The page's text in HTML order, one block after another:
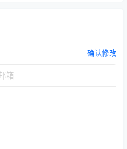
确认修改